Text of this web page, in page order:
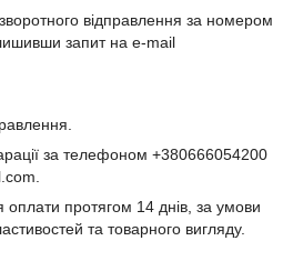
відправлення за номером
запит на e-mail
за телефоном +380666054200
протягом 14 днів, за умови
та товарного вигляду.